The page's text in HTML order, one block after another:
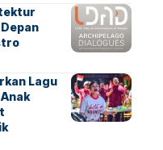
Lagu
Anak